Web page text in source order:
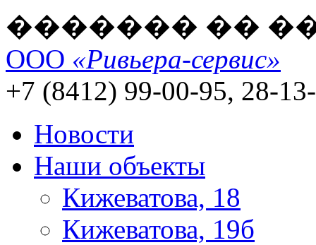
������� ��
ООО «Ривьера-сервис»
+7 (8412) 99-00-95, 28-
Новости
Наши объекты
Кижеватова, 18
Кижеватова, 19б